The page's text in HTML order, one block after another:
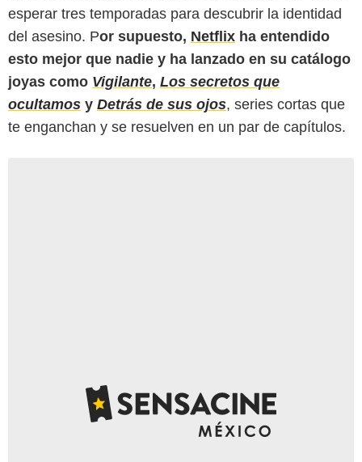
esperar tres temporadas para descubrir la identidad
del asesino. Por supuesto, Netflix ha entendido
esto mejor que nadie y ha lanzado en su catálogo
joyas como Vigilante, Los secretos que
ocultamos y Detrás de sus ojos, series cortas que
te enganchan y se resuelven en un par de capítulos.